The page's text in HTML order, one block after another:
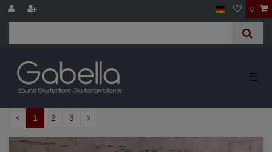
0
☰
1 2 3